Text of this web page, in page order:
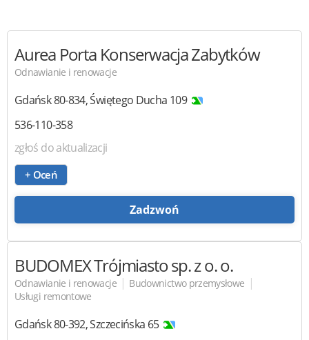
Aurea Porta Konserwacja Zabytków
Odnawianie i renowacje
Gdańsk80-834,Świętego Ducha 109
536-110-358
zgłoś do aktualizacji
+ Oceń
Zadzwoń
BUDOMEX Trójmiastosp. z o. o.
Odnawianie i renowacje | Budownictwo przemysłowe |
Usługi remontowe
Gdańsk80-392,Szczecińska 65